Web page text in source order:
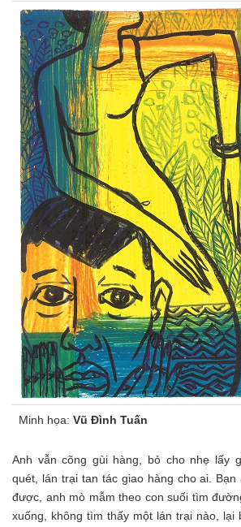
Minh họa: Vũ Đình Tuấn
Anh vẫn cõng gùi hàng, bỏ cho nhẹ lấy
quét, lán trại tan tác giao hàng cho ai.
được, anh mò mẫm theo con suối tìm
xuống, không tìm thấy một lán trại nào, lại